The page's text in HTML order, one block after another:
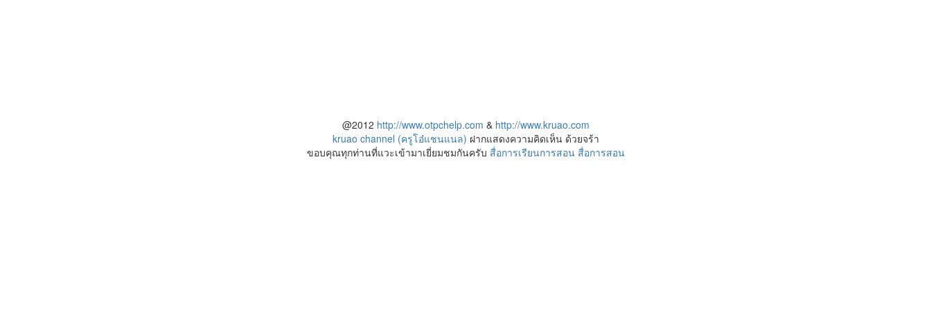
@2012 http://www.otpchelp.com & http://www.kruao.com
kruao channel (ครูโอ๋แชนแนล) ฝากแสดงความคิดเห็น ด้วยจร้า
ขอบคุณทุกท่านที่แวะเข้ามาเยี่ยมชมกันครับ สื่อการเรียนการสอน สื่อการสอน